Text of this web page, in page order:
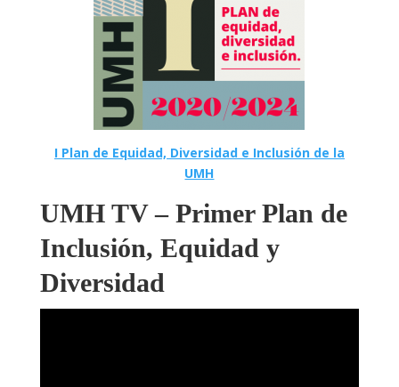
I Plan de Equidad, Diversidad e Inclusión de la
UMH
UMH TV – Primer Plan de
Inclusión, Equidad y
Diversidad